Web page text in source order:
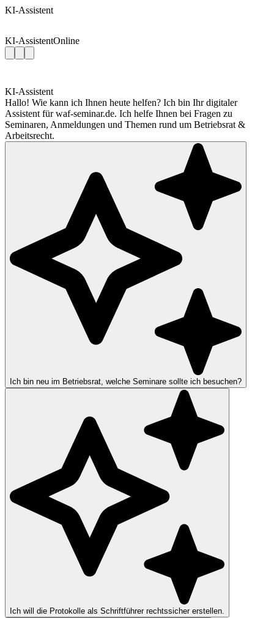
KI-Assistent
KI-AssistentOnline
KI-Assistent
Hallo! Wie kann ich Ihnen heute helfen? Ich bin Ihr digitaler
Assistent für waf-seminar.de. Ich helfe Ihnen bei Fragen zu
Seminaren, Anmeldungen und Themen rund um Betriebsrat &
Arbeitsrecht.
Ich bin neu im Betriebsrat, welche Seminare sollte ich besuchen?
Ich will die Protokolle als Schriftführer rechtssicher erstellen.